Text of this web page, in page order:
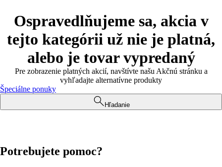
Ospravedlňujeme sa, akcia v
tejto kategórii už nie je platná,
alebo je tovar vypredaný
Pre zobrazenie platných akcií, navštívte našu Akčnú stránku a
vyhľadajte alternatívne produkty
Špeciálne ponuky
Hľadanie
Potrebujete pomoc?